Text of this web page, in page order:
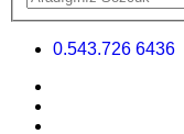
0.543.726 6436